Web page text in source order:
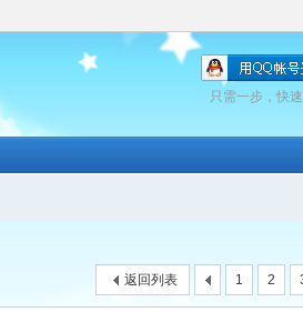
只需一步，快
1 2
返回列表